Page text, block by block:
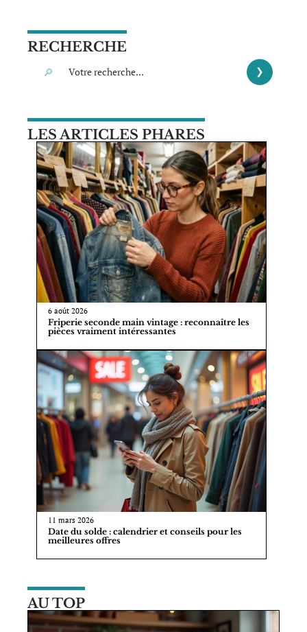
RECHERCHE
LES ARTICLES PHARES
6 août 2026
Friperie seconde main vintage : reconnaître les
pièces vraiment intéressantes
11 mars 2026
Date du solde : calendrier et conseils pour les
meilleures offres
AU TOP